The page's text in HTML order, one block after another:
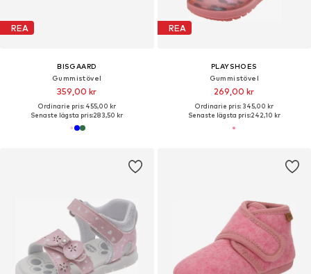
REA
BISGAARD
Gummistövel
359,00 kr
Ordinarie pris: 455,00 kr
Senaste lägsta pris:283,50 kr
REA
PLAYSHOES
Gummistövel
269,00 kr
Ordinarie pris: 345,00 kr
Senaste lägsta pris:242,10 kr